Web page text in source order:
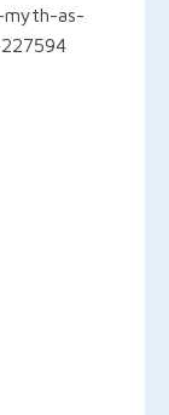
myth-as-